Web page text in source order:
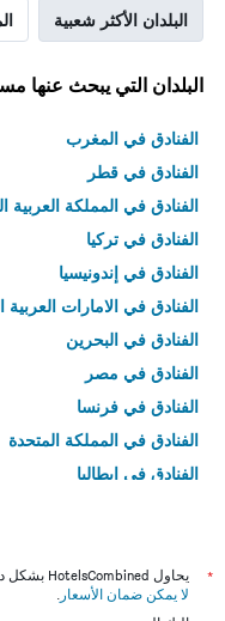
البلدان الأكثر شعبية
البلدان التي يبحث عنها
الفنادق في المغرب
الفنادق في قطر
الفنادق في المملكة العربية
الفنادق في تركيا
الفنادق في إندونيسيا
الفنادق في الامارات العربية
الفنادق في البحرين
الفنادق في مصر
الفنادق في فرنسا
الفنادق في المملكة المتحدة
الفنادق في إيطاليا
*
يحاول HotelsCombined بشكل دائم الحصول على الأسعار الدقيقة، ولكن
لا يمكن ضمان الأسعار .